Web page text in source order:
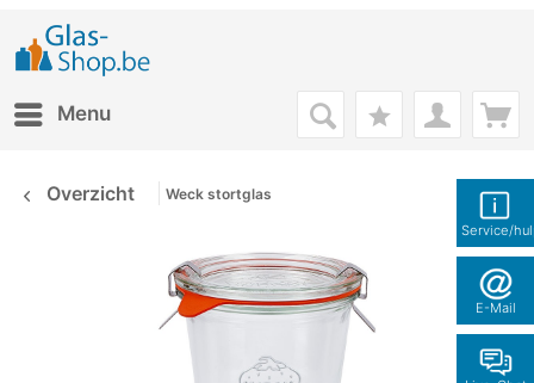
Service/
E-Mail
Menu
Overzicht Weck stortglas